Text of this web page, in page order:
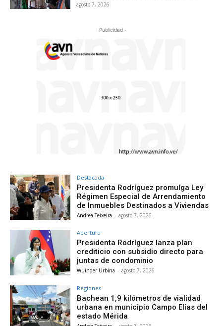
agosto 7, 2026
- Publicidad -
Destacada
Presidenta Rodríguez promulga Ley
Régimen Especial de Arrendamiento
de Inmuebles Destinados a Viviendas
Andrea Teixeira - agosto 7, 2026
Apertura
Presidenta Rodríguez lanza plan
crediticio con subsidio directo para
juntas de condominio
Wuinder Urbina - agosto 7, 2026
Regiones
Bachean 1,9 kilómetros de vialidad
urbana en municipio Campo Elías del
estado Mérida